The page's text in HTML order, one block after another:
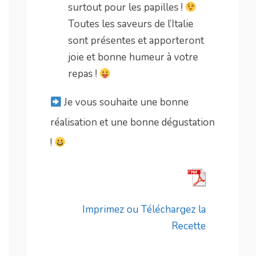
surtout pour les papilles !
Toutes les saveurs de l’Italie
sont présentes et apporteront
joie et bonne humeur à votre
repas !
Je vous souhaite une bonne
réalisation et une bonne dégustation
!
Imprimez ou Téléchargez la
Recette